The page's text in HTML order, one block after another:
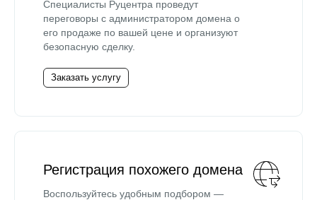
Специалисты Руцентра проведут
переговоры с администратором домена о
его продаже по вашей цене и организуют
безопасную сделку.
Заказать услугу
Регистрация похожего домена
Воспользуйтесь удобным подбором —